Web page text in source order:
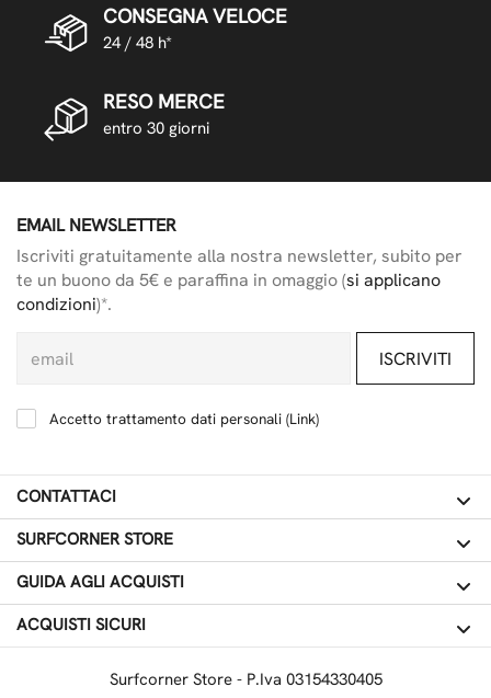
CONSEGNA VELOCE
24 / 48 h*
RESO MERCE
entro 30 giorni
EMAIL NEWSLETTER
Iscriviti gratuitamente alla nostra newsletter, subito per
te un buono da 5€ e paraffina in omaggio (si applicano
condizioni)*.
ISCRIVITI
Accetto trattamento dati personali (Link)
CONTATTACI
SURFCORNER STORE
GUIDA AGLI ACQUISTI
ACQUISTI SICURI
Surfcorner Store - P.Iva 03154330405